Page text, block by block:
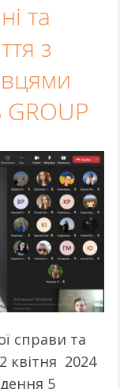
та
з
GROUP
справи та
квітня 2024
5